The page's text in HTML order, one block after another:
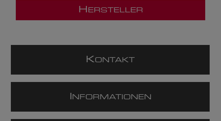
H ERSTELLER
KONTAKT
NFORMATIONEN